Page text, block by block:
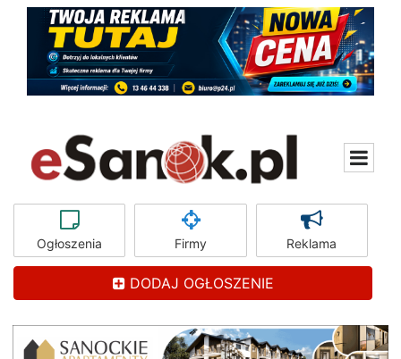
Ogłoszenia Firmy Reklama
DODAJ OGŁOSZENIE